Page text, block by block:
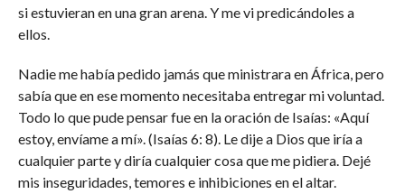
si estuvieran en una gran arena. Y me vi predicándoles a
ellos.
Nadie me había pedido jamás que ministrara en África, pero
sabía que en ese momento necesitaba entregar mi voluntad.
Todo lo que pude pensar fue en la oración de Isaías: «Aquí
estoy, envíame a mí». (Isaías 6: 8). Le dije a Dios que iría a
cualquier parte y diría cualquier cosa que me pidiera. Dejé
mis inseguridades, temores e inhibiciones en el altar.